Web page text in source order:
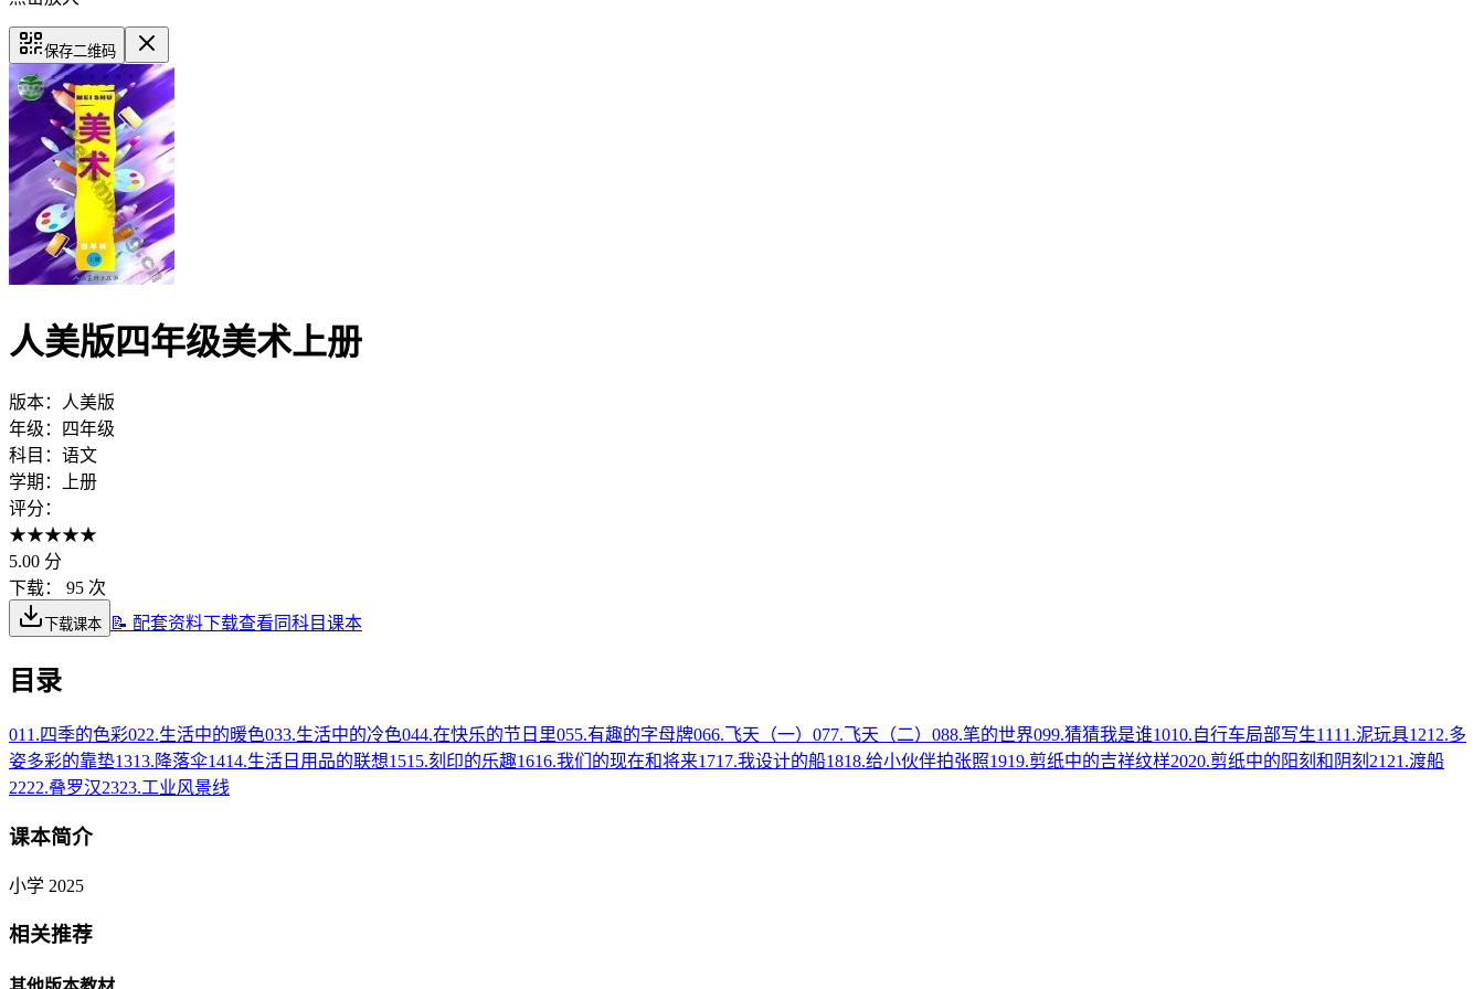
保存二维码
人美版四年级美术上册
版本：
人美版
年级：
四年级
科目： 语文
学期：
上册
评分：
★★★★★
5.00 分
下载：
95 次
下载课本 📝 配套资料下载查看同科目课本
目录
01 1.四季的色彩022.生活中的暖色033.生活中的冷色044.在快乐的节日里055.有趣的字母牌066.飞天（一） 077.飞天（二） 088.笔的世界099.猜猜我是谁1010.自行车局部写生11 11.泥玩具1212.多
姿多彩的靠垫1313.降落伞1414.生活日用品的联想1515.刻印的乐趣1616.我们的现在和将来1717.我设计的船1818.给小伙伴拍张照1919.剪纸中的吉祥纹样2020.剪纸中的阳刻和阴刻 21 21.渡船
2222.叠罗汉2323.工业风景线
课本简介
小学 2025
相关推荐